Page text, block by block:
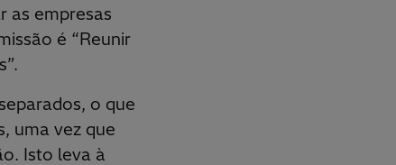
as empresas
é “Reunir
o que
uma vez que
Isto leva à